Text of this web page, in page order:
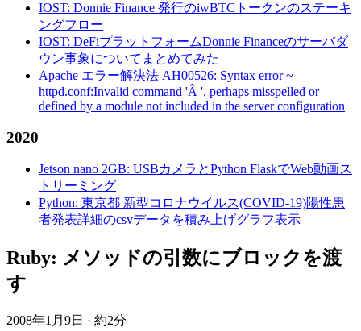
IOST: Donnie Finance 発行のiwBTCトークンのステーキ
ングフロー
IOST: DeFiプラットフォームDonnie Financeのサーバダ
ウン事象についてまとめてみた
Apache エラー解決法 AH00526: Syntax error ~
httpd.conf:Invalid command 'Â ', perhaps misspelled or
defined by a module not included in the server configuration
2020
Jetson nano 2GB: USBカメラとPython FlaskでWeb動画ス
トリーミング
Python: 東京都 新型コロナウイルス(COVID-19)陽性患
者発表詳細のcsvデータを積み上げグラフ表示
Ruby: メソッドの引数にブロックを渡
す
2008年1月9日 · 約2分